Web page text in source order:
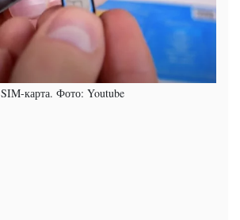
SIM-карта. Фото: Youtube